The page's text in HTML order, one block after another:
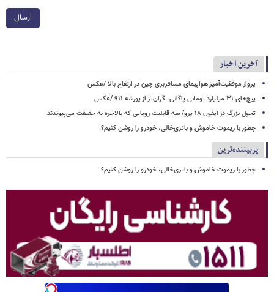
ارسال
آخرین اخبار
پرواز موفقیت‌آمیز هواپیمای مسافربری چین در ارتفاع بالا /عکس
پیچ‌های ۳۱ میلیارد تومانی پاگانی، گران‌تر از پورشه ۹۱۱ /عکس
تحول بزرگ در آیفون ۱۸ پرو/ سه قابلیت رویایی که بالاخره به حقیقت می‌پیوندند
چطور با ریموت خاموش و باتری‌خالی، خودرو را روشن کنیم؟
پربیننده‌ترین
چطور با ریموت خاموش و باتری‌خالی، خودرو را روشن کنیم؟